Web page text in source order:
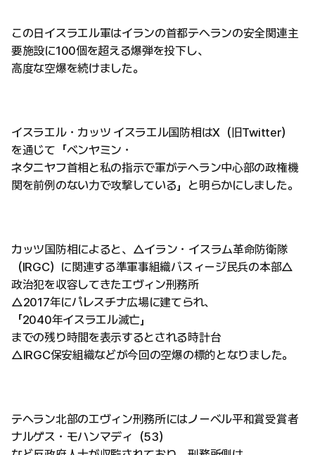
この日イスラエル軍はイランの首都テヘランの安全関連主
要施設に100個を超える爆弾を投下し、
高度な空爆を続けました。
イスラエル・カッツ イスラエル国防相はX（旧Twitter）
を通じて「ベンヤミン・
ネタニヤフ首相と私の指示で軍がテヘラン中心部の政権機
関を前例のない力で攻撃している」と明らかにしました。
カッツ国防相によると、△イラン・イスラム革命防衛隊
（IRGC）に関連する準軍事組織バスィージ民兵の本部△
政治犯を収容してきたエヴィン刑務所
△2017年にパレスチナ広場に建てられ、
「2040年イスラエル滅亡」
までの残り時間を表示するとされる時計台
△IRGC保安組織などが今回の空爆の標的となりました。
テヘラン北部のエヴィン刑務所にはノーベル平和賞受賞者
ナルゲス・モハンマディ（53）